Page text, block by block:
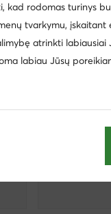
kad rodomas turinys
tvarkymu, įskaitant
atrinkti labiausiai
labiau Jūsų